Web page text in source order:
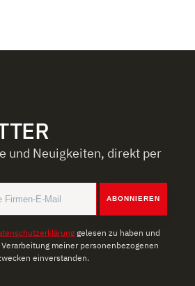
und Neuigkeiten, direkt per
ABONNIEREN
gelesen zu haben und
meiner personenbezogenen
einverstanden.